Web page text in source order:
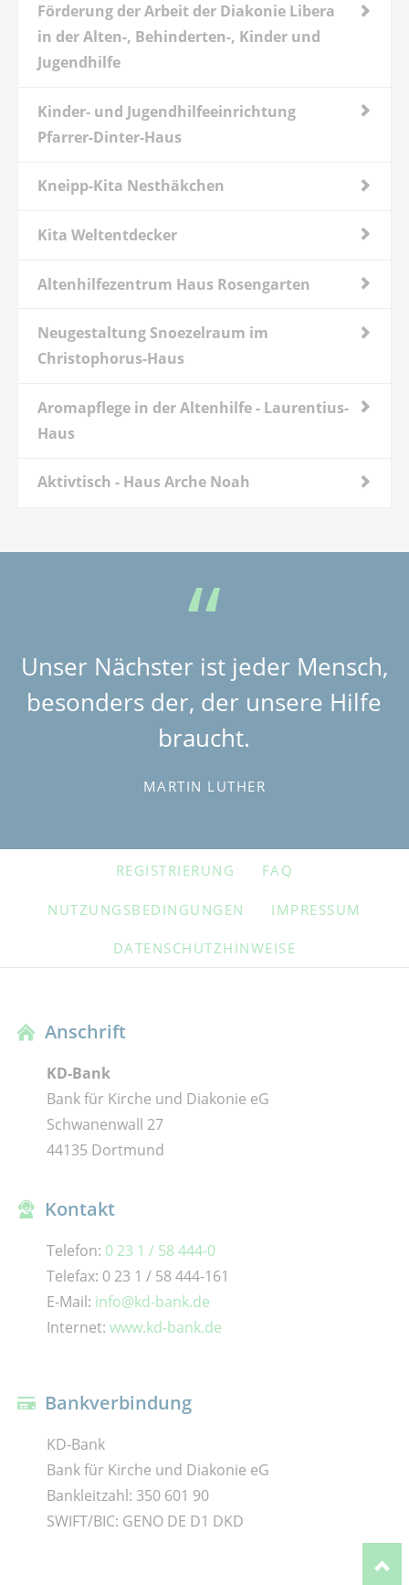
Förderung der Arbeit der Diakonie Libera
in der Alten-, Behinderten-, Kinder und
Jugendhilfe
Kinder- und Jugendhilfeeinrichtung
Pfarrer-Dinter-Haus
Kneipp-Kita Nesthäkchen
Kita Weltentdecker
Altenhilfezentrum Haus Rosengarten
Neugestaltung Snoezelraum im
Christophorus-Haus
Aromapflege in der Altenhilfe - Laurentius-
Haus
Aktivtisch - Haus Arche Noah
Unser Nächster ist jeder Mensch,
besonders der, der unsere Hilfe
braucht.
MARTIN LUTHER
NAVIGATION
REGISTRIERUNG FAQ
NUTZUNGSBEDINGUNGEN IMPRESSUM
DATENSCHUTZHINWEISE
Anschrift
KD-Bank
Bank für Kirche und Diakonie eG
Schwanenwall 27
44135 Dortmund
Kontakt
Telefon: 0 23 1 / 58 444-0
Telefax: 0 23 1 / 58 444-161
E-Mail: info@kd-bank.de
Internet: www.kd-bank.de
Bankverbindung
KD-Bank
Bank für Kirche und Diakonie eG
Bankleitzahl: 350 601 90
SWIFT/BIC: GENO DE D1 DKD